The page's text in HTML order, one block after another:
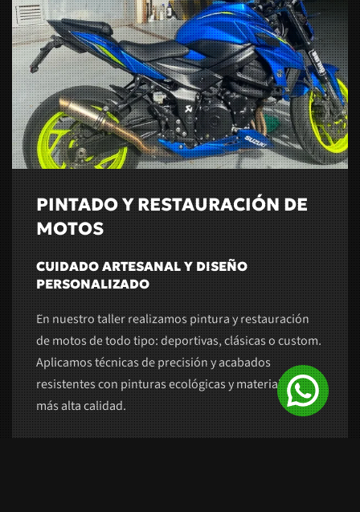
PINTADO Y RESTAURACIÓN DE
MOTOS
CUIDADO ARTESANAL Y DISEÑO
PERSONALIZADO
En nuestro taller realizamos pintura y restauración
de motos de todo tipo: deportivas, clásicas o custom.
Aplicamos técnicas de precisión y acabados
resistentes con pinturas ecológicas y materiales de la
más alta calidad.